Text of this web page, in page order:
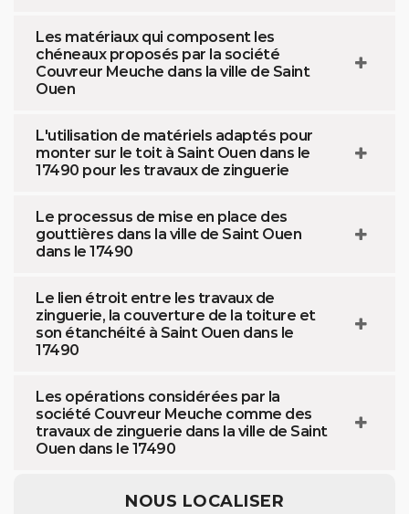
Les matériaux qui composent les
chéneaux proposés par la société
Couvreur Meuche dans la ville de Saint
Ouen
L'utilisation de matériels adaptés pour
monter sur le toit à Saint Ouen dans le
17490 pour les travaux de zinguerie
Le processus de mise en place des
gouttières dans la ville de Saint Ouen
dans le 17490
Le lien étroit entre les travaux de
zinguerie, la couverture de la toiture et
son étanchéité à Saint Ouen dans le
17490
Les opérations considérées par la
société Couvreur Meuche comme des
travaux de zinguerie dans la ville de Saint
Ouen dans le 17490
NOUS LOCALISER